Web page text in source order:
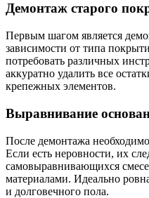
Демонтаж старого
Первым шагом является
зависимости от типа
потребовать различных
аккуратно удалить все
крепежных элементов.
Выравнивание
После демонтажа
Если есть неровности, их
самовыравнивающихся
материалами. Идеально
и долговечного пола.